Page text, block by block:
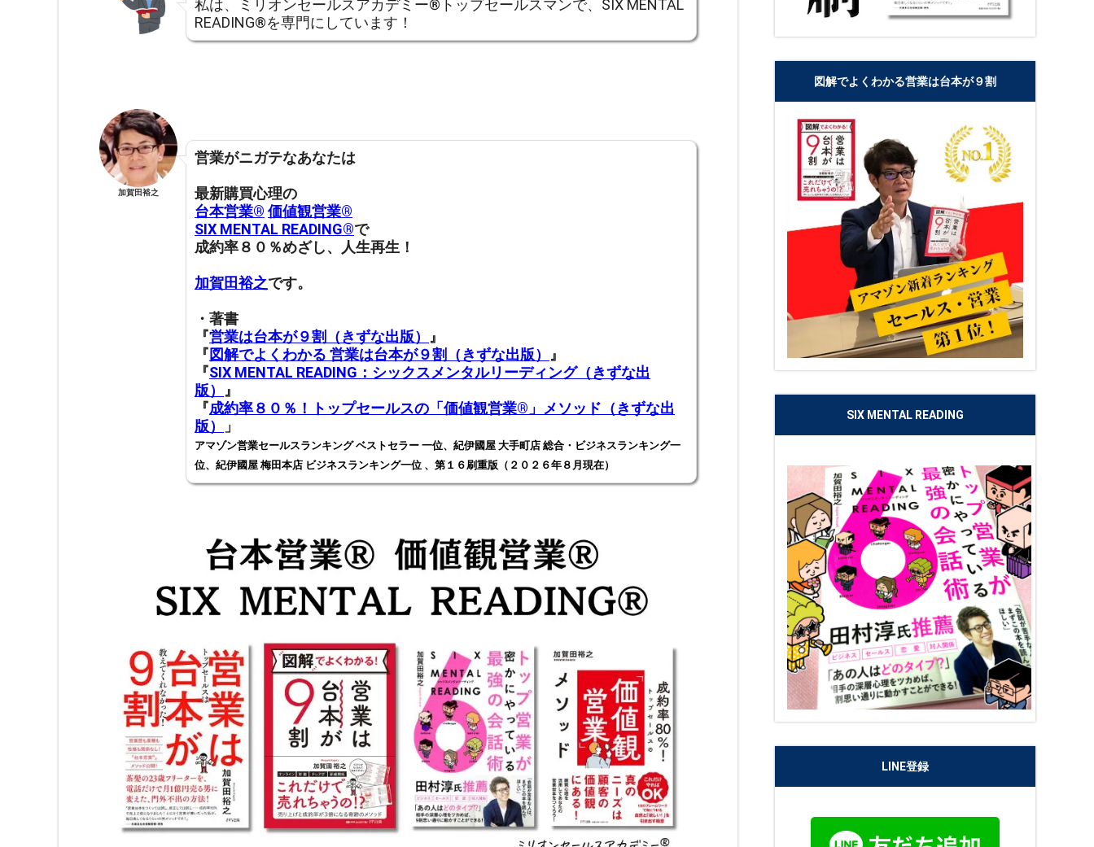
私は、ミリオンセールスアカデミー®トップセールスマンで、SIX MENTAL
READING®を専門にしています！
加賀田裕之
営業がニガテなあなたは
最新購買心理の
台本営業®︎ 価値観営業®︎
SIX MENTAL READING®︎で
成約率８０％めざし、人生再生！
加賀田裕之です。
・著書
『営業は台本が９割（きずな出版）
』
『図解でよくわかる 営業は台本が９割（きずな出版）
』
『SIX MENTAL READING：シックスメンタルリーディング（きずな出
版）
』
『成約率８０％！トップセールスの「価値観営業®️」メソッド（きずな出
版）
」
アマゾン営業セールスランキング ベストセラー 一位、紀伊國屋 大手町店 総合・ビジネスランキング一
位、紀伊國屋 梅田本店 ビジネスランキング一位 、第１６刷重版（２０２６年８月現在）
図解でよくわかる営業は台本が９割
SIX MENTAL READING
LINE登録